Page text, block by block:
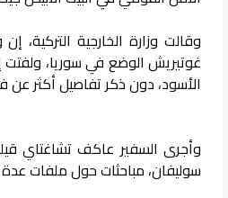
وقالت وزارة الخارجية التركية،
غوتيريش الوضع في سوريا، ولفتت
الأسود، دون ذكر تفاصيل أكثر عن
وأجرى السفير عاكف تشاغتاي
سوليفان، مباحثات حول ملفات عدة